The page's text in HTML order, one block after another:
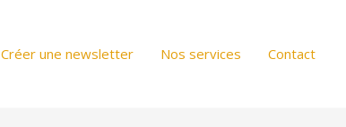
Créer une newsletter Nos services Contact